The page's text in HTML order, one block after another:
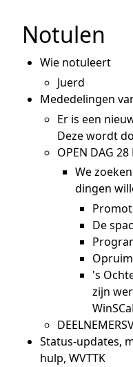
Notulen
Wie notuleert
Juerd
Mededelingen
Er is een
Deze wordt
OPEN DAG 28
We
dingen
De
's
zijn
Status-updates,
hulp, WVTTK